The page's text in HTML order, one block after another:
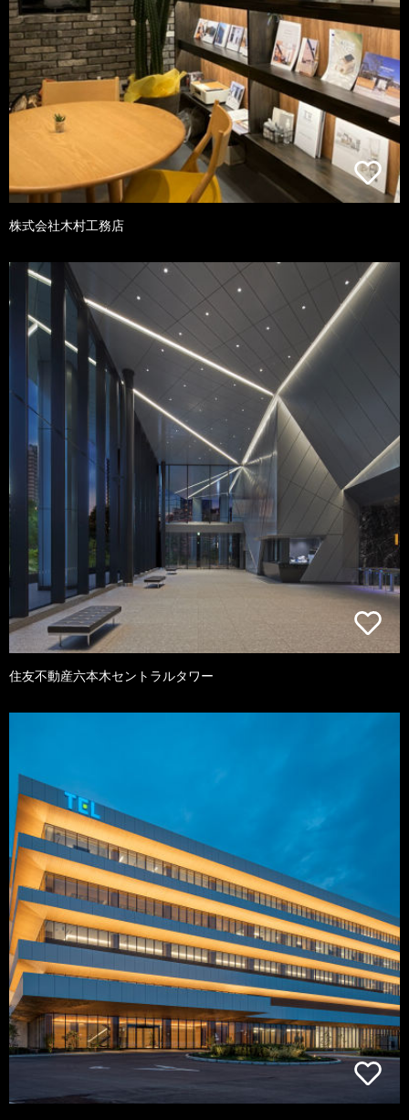
株式会社木村工務店
住友不動産六本木セントラルタワー